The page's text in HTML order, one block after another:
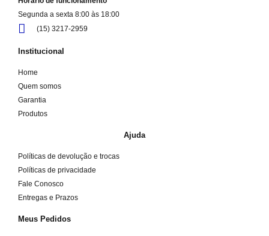
Segunda a sexta 8:00 às 18:00
(15) 3217-2959
Institucional
Home
Quem somos
Garantia
Produtos
Ajuda
Políticas de devolução e trocas
Políticas de privacidade
Fale Conosco
Entregas e Prazos
Meus Pedidos